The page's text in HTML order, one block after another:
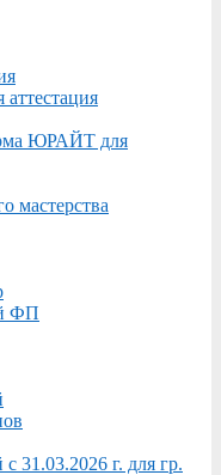
аттестация
ЮРАЙТ для
мастерства
ФП
31.03.2026 г. для гр.